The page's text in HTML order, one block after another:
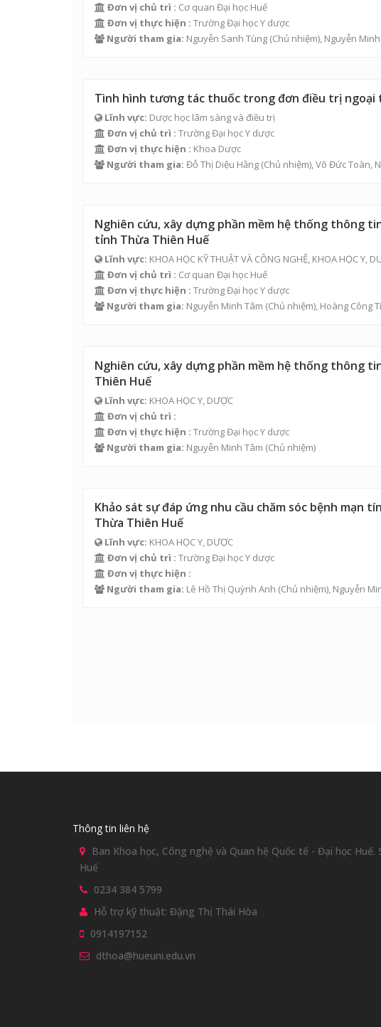
Đơn vị chủ trì : Cơ quan Đại học Huế
Đơn vị thực hiện : Trường Đại học Y dược
Người tham gia: Nguyễn Sanh Tùng (Chủ nhiệm), Nguyễn
Tình hình tương tác thuốc trong đơn điều trị ngoại
Lĩnh vực: Dược học lâm sàng và điều trị
Đơn vị chủ trì : Trường Đại học Y dược
Đơn vị thực hiện : Khoa Dược
Người tham gia: Đỗ Thị Diệu Hằng (Chủ nhiệm),Võ Đức Toàn,
Nghiên cứu, xây dựng phần mềm hệ thống thông
tỉnh Thừa Thiên Huế
Lĩnh vực: KHOA HỌC KỸ THUẬT VÀ CÔNG NGHỆ, KHOA HỌC Y,
Đơn vị chủ trì : Cơ quan Đại học Huế
Đơn vị thực hiện : Trường Đại học Y dược
Người tham gia: Nguyễn Minh Tâm (Chủ nhiệm), Hoàng Công
Nghiên cứu, xây dựng phần mềm hệ thống thông
Thiên Huế
Lĩnh vực: KHOA HỌC Y, DƯỢC
Đơn vị chủ trì :
Đơn vị thực hiện : Trường Đại học Y dược
Người tham gia: Nguyễn Minh Tâm (Chủ nhiệm)
Khảo sát sự đáp ứng nhu cầu chăm sóc bệnh
Thừa Thiên Huế
Lĩnh vực: KHOA HỌC Y, DƯỢC
Đơn vị chủ trì : Trường Đại học Y dược
Đơn vị thực hiện :
Người tham gia: Lê Hồ Thị Quỳnh Anh (Chủ nhiệm), Nguyễn
Thông tin liên hệ
Ban Khoa học, Công nghệ và Quan hệ Quốc tế - Đại học Huế.
Huế
0234 384 5799
Hỗ trợ kỹ thuật: Đặng Thị Thái Hòa
0914197152
dthoa@hueuni.edu.vn